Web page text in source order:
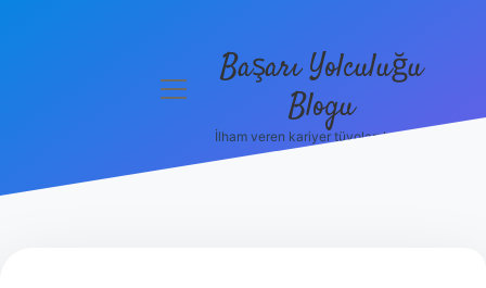
menüyüBaşarı Yolculuğu
Blogu
İlham veren kariyer tüyoları burada!